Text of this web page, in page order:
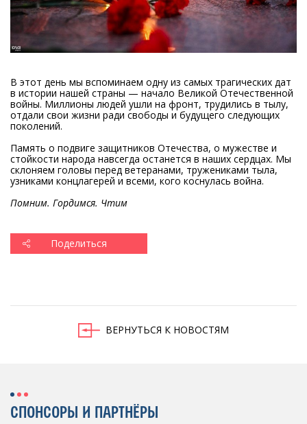
В этот день мы вспоминаем одну из самых трагических дат
в истории нашей страны — начало Великой Отечественной
войны. Миллионы людей ушли на фронт, трудились в тылу,
отдали свои жизни ради свободы и будущего следующих
поколений.
Память о подвиге защитников Отечества, о мужестве и
стойкости народа навсегда останется в наших сердцах. Мы
склоняем головы перед ветеранами, тружениками тыла,
узниками концлагерей и всеми, кого коснулась война.
Помним. Гордимся. Чтим
Поделиться
ВЕРНУТЬСЯ К НОВОСТЯМ
СПОНСОРЫ И ПАРТНЁРЫ